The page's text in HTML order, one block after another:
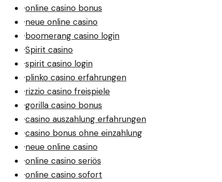
·online casino bonus
·neue online casino
·boomerang casino login
·Spirit casino
·spirit casino login
·plinko casino erfahrungen
·rizzio casino freispiele
·gorilla casino bonus
·casino auszahlung erfahrungen
·casino bonus ohne einzahlung
·neue online casino
·online casino seriös
·online casino sofort